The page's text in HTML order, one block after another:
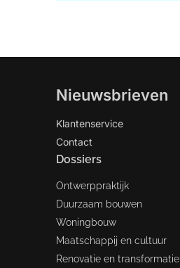
Nieuwsbrieven
Klantenservice
Contact
Dossiers
Ontwerppraktijk
Duurzaam bouwen
Woningbouw
Maatschappij en cultuur
Renovatie en transformatie